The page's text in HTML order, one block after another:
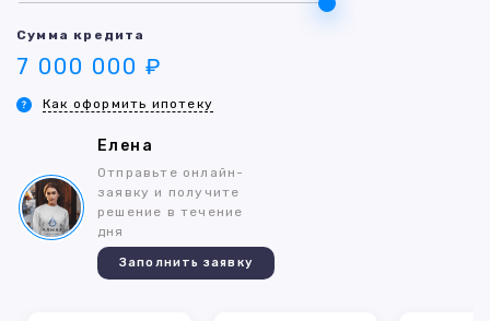
Сумма кредита
7 000 000 ₽
Как оформить ипотеку
Елена
Отправьте онлайн-
заявку и получите
решение в течение
дня
Заполнить заявку